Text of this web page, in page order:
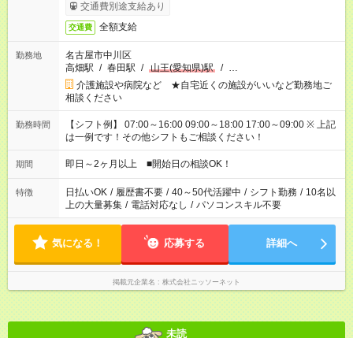
交通費別途支給あり
交通費 全額支給
勤務地
名古屋市中川区
高畑駅 / 春田駅 / 山王(愛知県)駅 / …
介護施設や病院など ★自宅近くの施設がいいなど勤務地ご
相談ください
勤務時間
【シフト例】 07:00～16:00 09:00～18:00 17:00～09:00 ※ 上記
は一例です！その他シフトもご相談ください！
期間 即日～2ヶ月以上 ■開始日の相談OK！
特徴 日払いOK / 履歴書不要 / 40～50代活躍中 / シフト勤務 / 10名以
上の大量募集 / 電話対応なし / パソコンスキル不要
気になる！ 応募する 詳細へ
掲載元企業名 株式会社ニッソーネット
未読